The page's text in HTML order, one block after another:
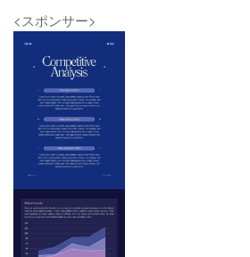
<スポンサー>